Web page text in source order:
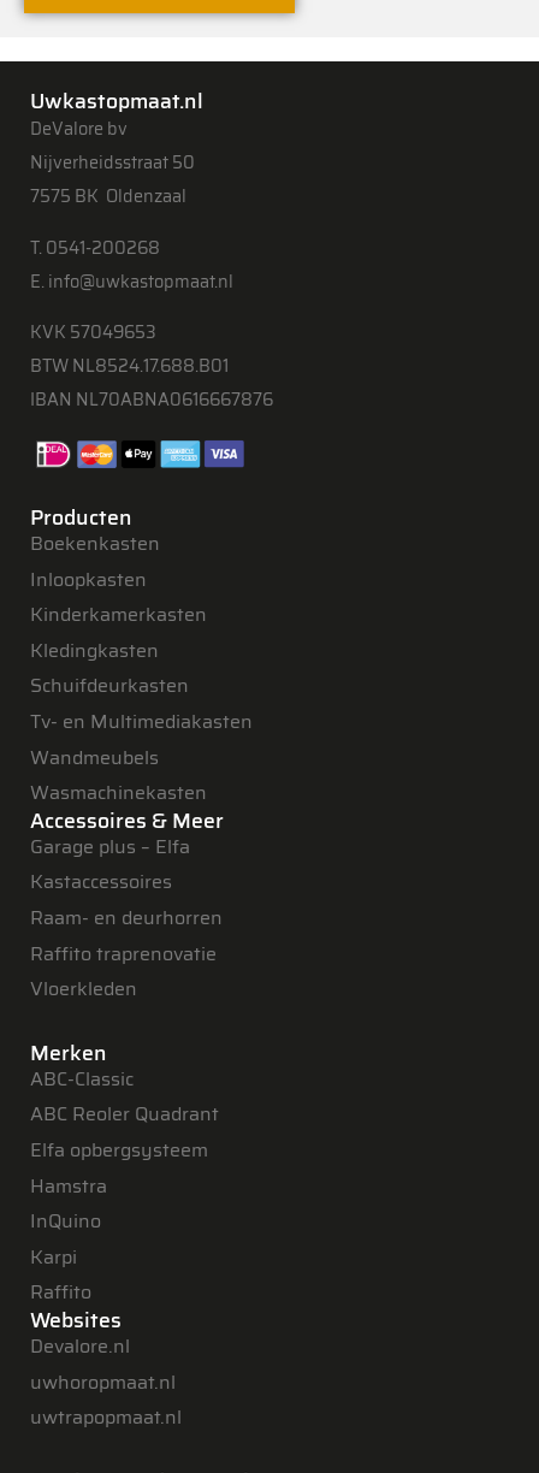
Uwkastopmaat.nl
DeValore bv
Nijverheidsstraat 50
7575 BK Oldenzaal
T. 0541-200268
E. info@uwkastopmaat.nl
KVK 57049653
BTW NL8524.17.688.B01
IBAN NL70ABNA0616667876
Producten
Boekenkasten
Inloopkasten
Kinderkamerkasten
Kledingkasten
Schuifdeurkasten
Tv- en Multimediakasten
Wandmeubels
Wasmachinekasten
Accessoires & Meer
Garage plus – Elfa
Kastaccessoires
Raam- en deurhorren
Raffito traprenovatie
Vloerkleden
Merken
ABC-Classic
ABC Reoler Quadrant
Elfa opbergsysteem
Hamstra
InQuino
Karpi
Raffito
Websites
Devalore.nl
uwhoropmaat.nl
uwtrapopmaat.nl